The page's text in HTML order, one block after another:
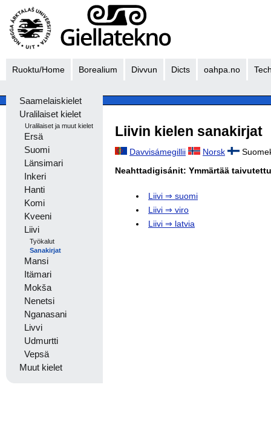
Ruoktu/Home Borealium Divvun Dicts oahpa.no
Saamelaiskielet
Uralilaiset kielet
Uralilaiset ja muut kielet
Ersä
Suomi
Länsimari
Inkeri
Hanti
Komi
Kveeni
Liivi
Työkalut
Sanakirjat
Mansi
Itämari
Mokša
Nenetsi
Nganasani
Livvi
Udmurtti
Vepsä
Muut kielet
Liivin kielen sanakirjat
Davvisámegillii Norsk
Neahttadigisánit: Ymmärtää
Liivi ⇒ suomi
Liivi ⇒ viro
Liivi ⇒ latvia